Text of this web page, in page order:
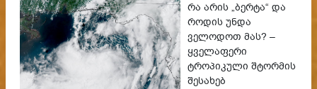
რა არის „ბერტა“ და
როდის უნდა
ველოდოთ მას? –
ყველაფერი
ტროპიკული შტორმის
შესახებ